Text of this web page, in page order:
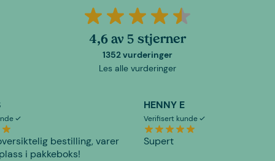
4,6 av 5 stjerner
1352 vurderinger
Les alle vurderinger
bestilling, varer
i pakkeboks!
HENNY E
Verifisert kunde
Supert